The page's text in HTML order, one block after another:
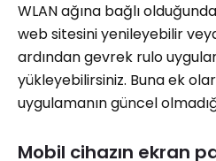
WLAN ağına bağlı
web sitesini yenileyebilir
ardından gevrek rulo
yükleyebilirsiniz. Buna ek
uygulamanın güncel
Mobil cihazın ekran